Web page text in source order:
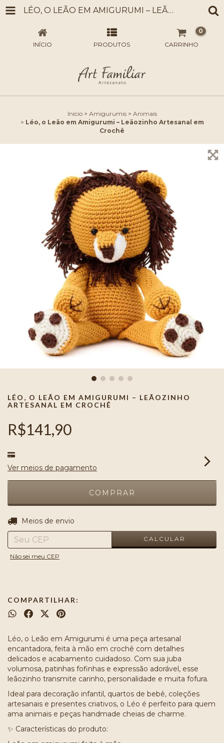
LÉO, O LEÃO EM AMIGURUMI – LEÃOZINHO ARTESANAL EM CROCHÊ
INÍCIO PRODUTOS CARRINHO
0
Início > Amigurumis > Animais
> Léo, o Leão em Amigurumi – Leãozinho Artesanal em
Crochê
LÉO, O LEÃO EM AMIGURUMI – LEÃOZINHO
ARTESANAL EM CROCHÊ
R$141,90
Ver meios de pagamento
Entregas para o CEP:
Meios de envio
CALCULAR
Não sei meu CEP
COMPARTILHAR:
Léo, o Leão em Amigurumi é uma peça artesanal
encantadora, feita à mão em crochê com detalhes
delicados e acabamento cuidadoso. Com sua juba
volumosa, patinhas fofinhas e expressão adorável, esse
leãozinho transmite carinho, personalidade e muita fofura.
Ideal para decoração infantil, quartos de bebê, coleções
artesanais e presentes criativos, o Léo é perfeito para quem
ama animais e peças handmade cheias de charme.
✨ Características do produto: